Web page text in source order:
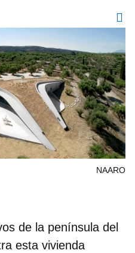
NAARO
de la península del
esta vivienda